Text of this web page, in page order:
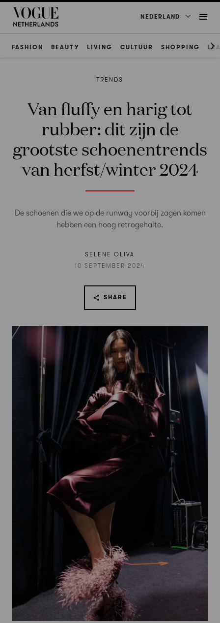
NEDERLAND
FASHION BEAUTY LIVING CULTUUR SHOPPING
TRENDS
Van fluffy en harig tot
rubber: dit zijn de
grootste schoenentrends
van herfst/winter 2024
De schoenen die we op de runway voorbij zagen komen
hebben een hoog retrogehalte.
SELENE OLIVA
10 SEPTEMBER 2024
SHARE